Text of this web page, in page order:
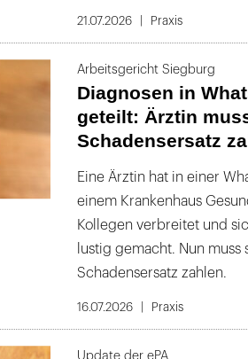
21.07.2026 Praxis
Arbeitsgericht Siegburg
Diagnosen in
geteilt: Ärztin
Schadensersatz
Eine Ärztin hat in einer
einem Krankenhaus
Kollegen verbreitet und
lustig gemacht. Nun muss
Schadensersatz zahlen.
16.07.2026 Praxis
Update der ePA